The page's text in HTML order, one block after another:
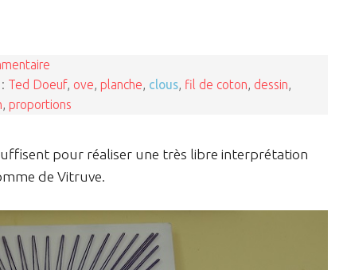
Ted Doeuf, ove, planche, clous, fil de coton, dessin,
, proportions
pour réaliser une très libre interprétation
de Vitruve.